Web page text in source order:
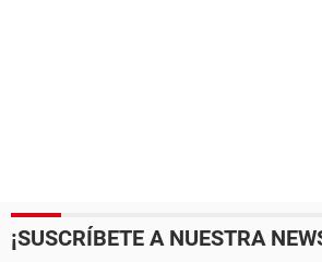
¡SUSCRÍBETE A NUESTRA